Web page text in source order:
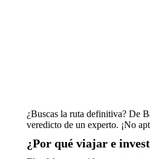
¿Buscas la ruta definitiva? De
veredicto de un experto. ¡No
¿Por qué viajar e